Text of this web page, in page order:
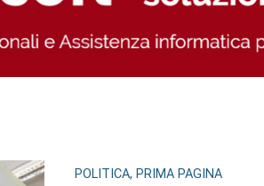
POLITICA, PRIMA PAGINA